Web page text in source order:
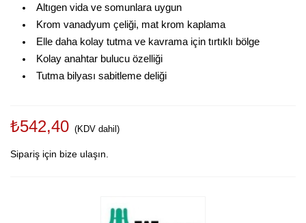
Altıgen vida ve somunlara uygun
Krom vanadyum çeliği, mat krom kaplama
Elle daha kolay tutma ve kavrama için tırtıklı bölge
Kolay anahtar bulucu özelliği
Tutma bilyası sabitleme deliği
₺542,40 (KDV dahil)
Sipariş için bize ulaşın.